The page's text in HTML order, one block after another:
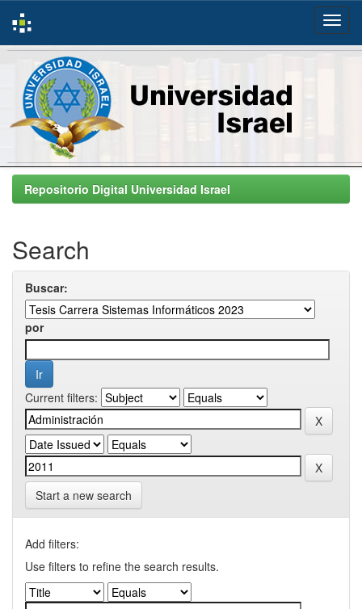
Skip
navigationRepositorio Digital Universidad Israel
Search
Buscar:
por
Current filters:
Start a new search
Add filters:
Use filters to refine the search results.